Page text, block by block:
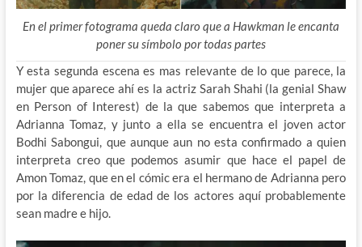
En el primer fotograma queda claro que a Hawkman le encanta
poner su símbolo por todas partes
Y esta segunda escena es mas relevante de lo que parece, la
mujer que aparece ahí es la actriz Sarah Shahi (la genial Shaw
en Person of Interest) de la que sabemos que interpreta a
Adrianna Tomaz, y junto a ella se encuentra el joven actor
Bodhi Sabongui, que aunque aun no esta confirmado a quien
interpreta creo que podemos asumir que hace el papel de
Amon Tomaz, que en el cómic era el hermano de Adrianna pero
por la diferencia de edad de los actores aquí probablemente
sean madre e hijo.